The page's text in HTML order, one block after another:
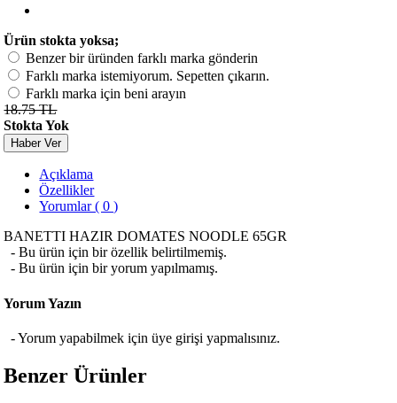
Ürün stokta yoksa;
Benzer bir üründen farklı marka gönderin
Farklı marka istemiyorum. Sepetten çıkarın.
Farklı marka için beni arayın
18.75 TL
Stokta Yok
Haber Ver
Açıklama
Özellikler
Yorumlar ( 0 )
BANETTI HAZIR DOMATES NOODLE 65GR
- Bu ürün için bir özellik belirtilmemiş.
- Bu ürün için bir yorum yapılmamış.
Yorum Yazın
- Yorum yapabilmek için üye girişi yapmalısınız.
Benzer Ürünler